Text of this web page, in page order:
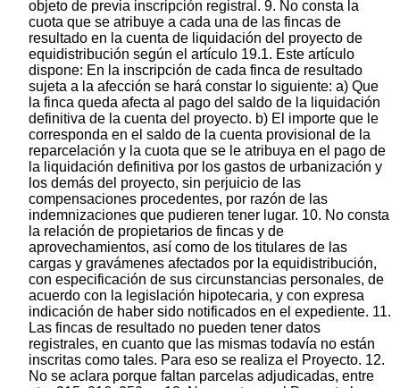
objeto de previa inscripción registral. 9. No consta la
cuota que se atribuye a cada una de las fincas de
resultado en la cuenta de liquidación del proyecto de
equidistribución según el artículo 19.1. Este artículo
dispone: En la inscripción de cada finca de resultado
sujeta a la afección se hará constar lo siguiente: a) Que
la finca queda afecta al pago del saldo de la liquidación
definitiva de la cuenta del proyecto. b) El importe que le
corresponda en el saldo de la cuenta provisional de la
reparcelación y la cuota que se le atribuya en el pago de
la liquidación definitiva por los gastos de urbanización y
los demás del proyecto, sin perjuicio de las
compensaciones procedentes, por razón de las
indemnizaciones que pudieren tener lugar. 10. No consta
la relación de propietarios de fincas y de
aprovechamientos, así como de los titulares de las
cargas y gravámenes afectados por la equidistribución,
con especificación de sus circunstancias personales, de
acuerdo con la legislación hipotecaria, y con expresa
indicación de haber sido notificados en el expediente. 11.
Las fincas de resultado no pueden tener datos
registrales, en cuanto que las mismas todavía no están
inscritas como tales. Para eso se realiza el Proyecto. 12.
No se aclara porque faltan parcelas adjudicadas, entre